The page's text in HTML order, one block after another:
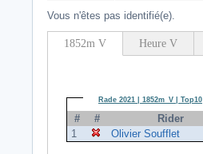
Vous n'êtes pas identifié(e).
1852m V Heure V
Rade 2021 | 1852m_V | Top10
# #
Rider
1
Olivier Soufflet